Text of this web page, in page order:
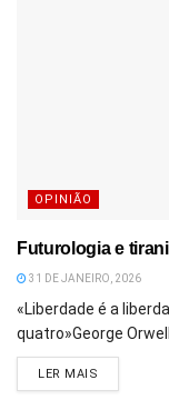
OPINIÃO
Futurologia e
31 DE JANEIRO, 2026
«Liberdade é a
quatro»George
LER MAIS